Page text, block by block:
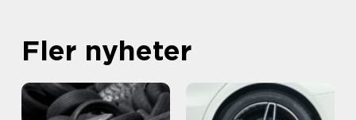
Fler nyheter